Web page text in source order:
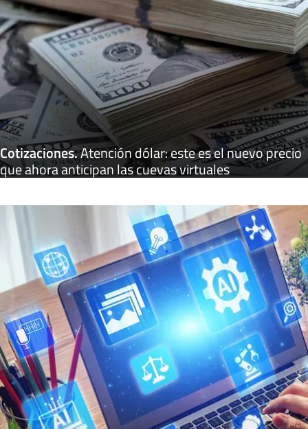
Cotizaciones.Atención dólar: este es el nuevo precio
que ahora anticipan las cuevas virtuales